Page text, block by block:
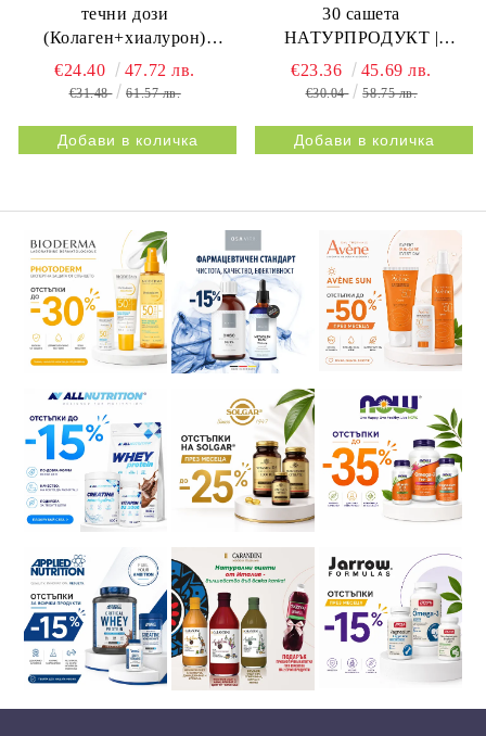
течни дози
(Колаген+хиалурон)
НАТУРПРОДУКТ |
BESTIFLEX 12G 30s
€24.40 47.72 лв.
€31.48 61.57 лв.
30 сашета
НАТУРПРОДУКТ |
BESTIFLEX JOINTS 30s
NATURPRODUKT
€23.36 45.69 лв.
€30.04 58.75 лв.